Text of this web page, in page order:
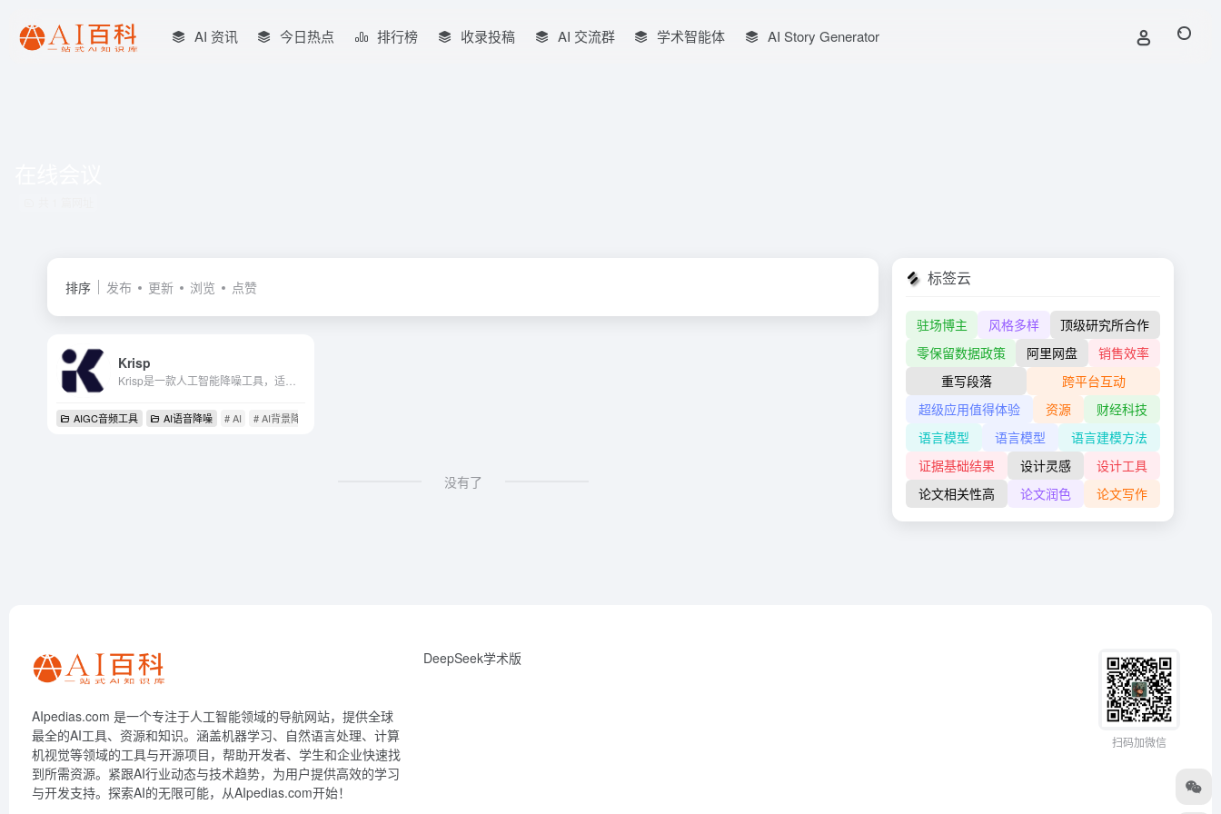
AI 资讯 今日热点 排行榜 收录投稿 AI 交流群 学术智能体 AI Story Generator
排序 发布 更新 浏览 点赞
Krisp
AIGC音频工具 AI语音降噪 # AI # AI背景降噪
没有了
标签云
驻场博主 风格多样
顶级研究所合作
零保留数据政策
阿里网盘
销售效率
重写段落
跨平台互动
超级应用值得体验
资源
财经科技
语言模型
语言模型
语言建模方法
证据基础结果
设计灵感
设计工具
论文相关性高
论文润色 论文写作
AIpedias.com 是一个专注于人工智能领域的导航网站，提供全球
最全的AI工具、资源和知识。涵盖机器学习、自然语言处理、计算
机视觉等领域的工具与开源项目，帮助开发者、学生和企业快速找
到所需资源。紧跟AI行业动态与技术趋势，为用户提供高效的学习
与开发支持。探索AI的无限可能，从AIpedias.com开始！
DeepSeek学术版
扫码加微信